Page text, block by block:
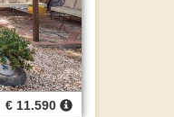
€ 11.590